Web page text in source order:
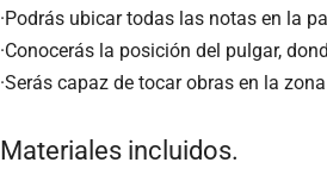
·Podrás ubicar todas las notas en la
·Conocerás la posición del pulgar,
·Serás capaz de tocar obras en la
Materiales incluidos.